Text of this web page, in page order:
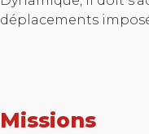
déplacements
Missions